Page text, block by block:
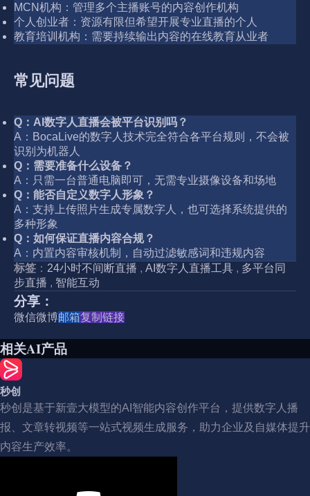
MCN机构：管理多个主播账号的内容创作机构
个人创业者：资源有限但希望开展专业直播的个人
教育培训机构：需要持续输出内容的在线教育从业者
常见问题
Q：AI数字人直播会被平台识别吗？
A：BocaLive的数字人技术完全符合各平台规则，不会被
识别为机器人
Q：需要准备什么设备？
A：只需一台普通电脑即可，无需专业摄像设备和场地
Q：能否自定义数字人形象？
A：支持上传照片生成专属数字人，也可选择系统提供的
多种形象
Q：如何保证直播内容合规？
A：内置内容审核机制，自动过滤敏感词和违规内容
标签 ： 24小时不间断直播 , AI数字人直播工具 , 多平台同
步直播 , 智能互动
分享：
微信微博邮箱复制链接
相关AI产品
秒创
秒创是基于新壹大模型的AI智能内容创作平台，提供数字人播
报、文章转视频等一站式视频生成服务，助力企业及自媒体提升
内容生产效率。